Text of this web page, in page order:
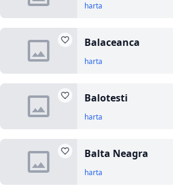
harta
Balaceanca
harta
Balotesti
harta
Balta Neagra
harta